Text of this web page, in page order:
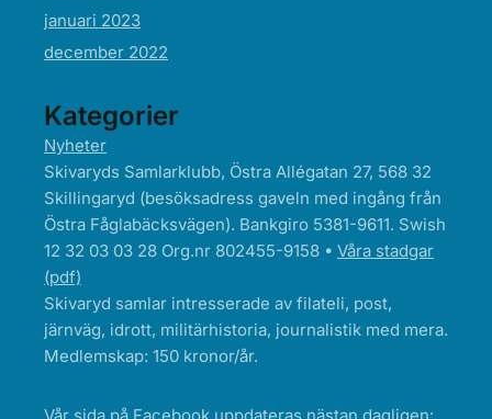
januari 2023
december 2022
Kategorier
Nyheter
Skivaryds Samlarklubb, Östra Allégatan 27, 568 32
Skillingaryd (besöksadress gaveln med ingång från
Östra Fåglabäcksvägen). Bankgiro 5381-9611. Swish
12 32 03 03 28 Org.nr 802455-9158 • Våra stadgar
(pdf)
Skivaryd samlar intresserade av filateli, post,
järnväg, idrott, militärhistoria, journalistik med mera.
Medlemskap: 150 kronor/år.